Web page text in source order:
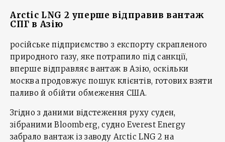
Arctic LNG 2 уперше відправив вантаж
СПГ в Азію
російське підприємство з експорту скрапленого
природного газу, яке потрапило під санкції,
вперше відправляє вантаж в Азію, оскільки
москва продовжує пошук клієнтів, готових взяти
паливо й обійти обмеження США.
Згідно з даними відстеження руху суден,
зібраними Bloomberg, судно Everest Energy
забрало вантаж із заводу Arctic LNG 2 на